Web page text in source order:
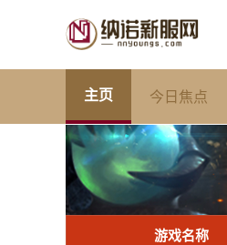
主页 今日焦点
游戏名称